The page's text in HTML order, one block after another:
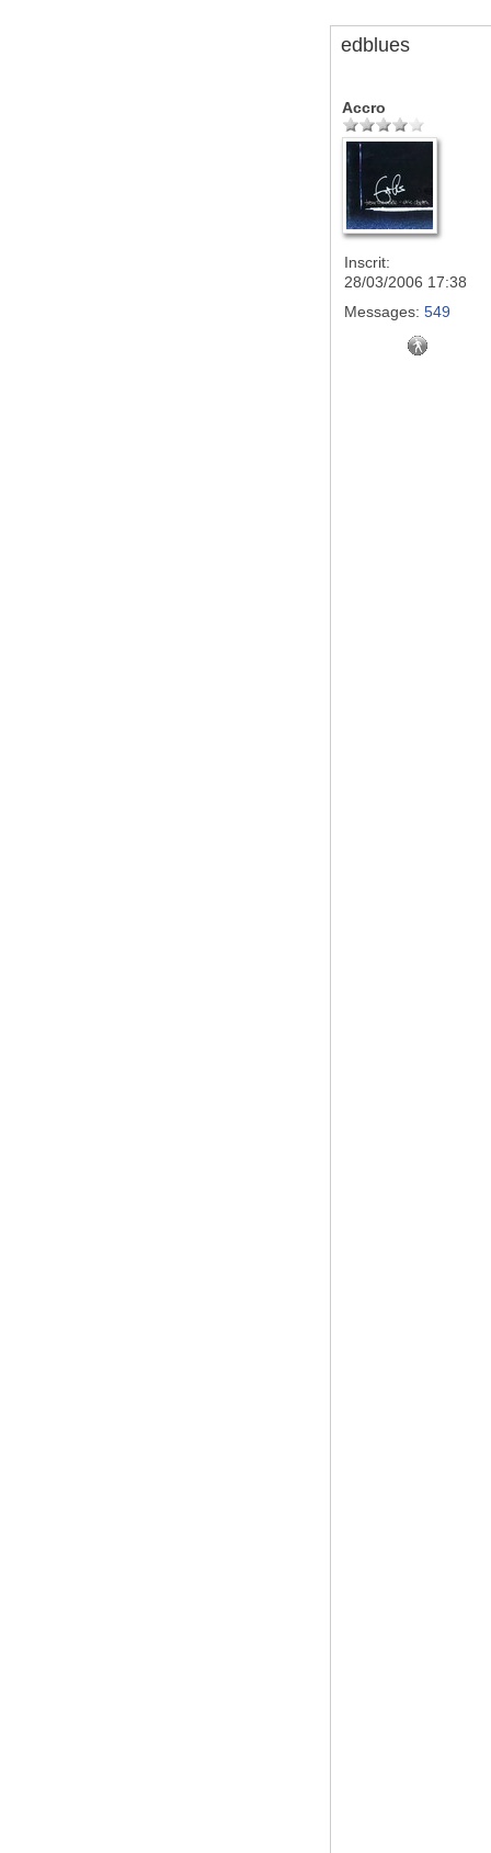
edblues
Accro
Inscrit:
28/03/2006 17:38
Messages: 549